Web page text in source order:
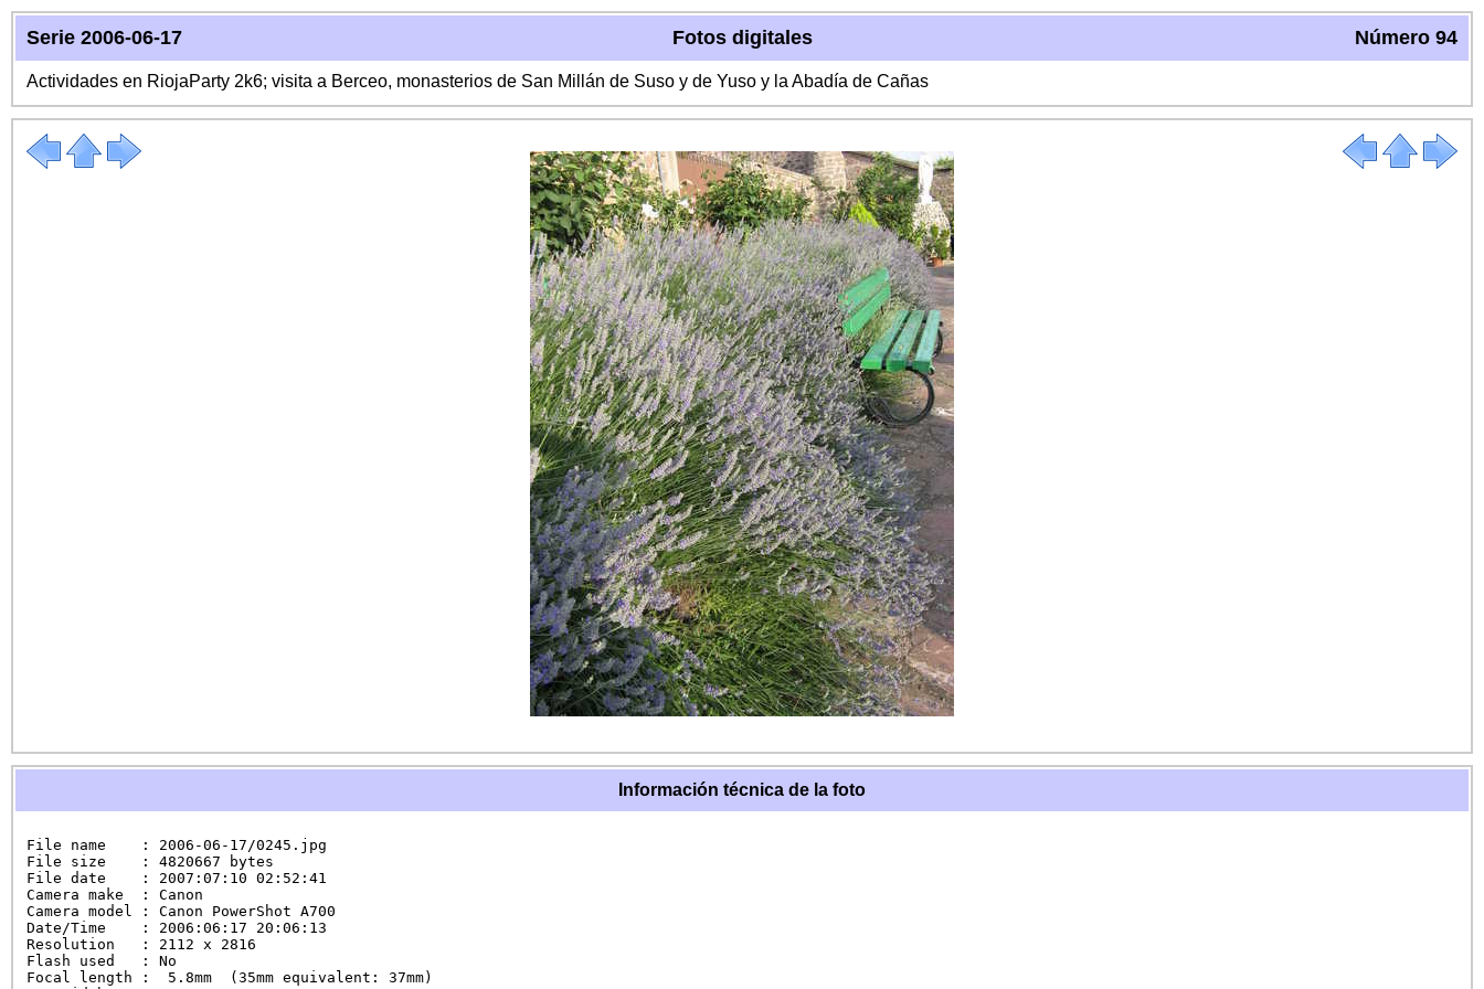
Serie 2006-06-17 Número 94
Fotos digitales
Actividades en RiojaParty 2k6; visita a Berceo, monasterios de San Millán de Suso y de Yuso y la Abadía de Cañas
Información técnica de la foto
File name    : 2006-06-17/0245.jpg
File size    : 4820667 bytes
File date    : 2007:07:10 02:52:41
Camera make  : Canon
Camera model : Canon PowerShot A700
Date/Time    : 2006:06:17 20:06:13
Resolution   : 2112 x 2816
Flash used   : No
Focal length :  5.8mm  (35mm equivalent: 37mm)